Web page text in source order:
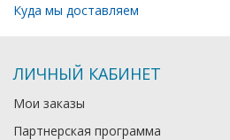
Куда мы доставляем
ЛИЧНЫЙ КАБИНЕТ
Мои заказы
Партнерская программа